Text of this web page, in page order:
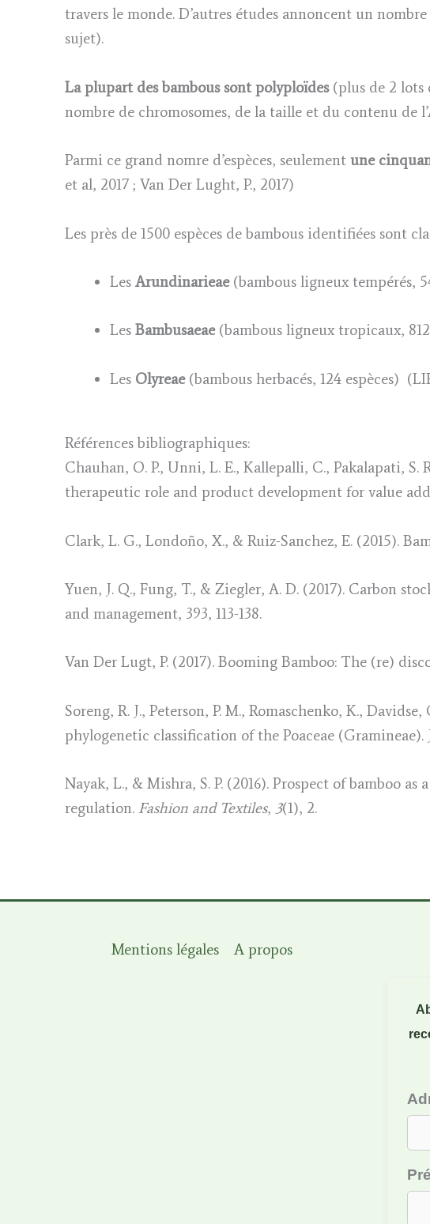
travers le monde. D’autres études annoncent un
sujet).
La plupart des bambous sont polyploïdes(plus de 2 lots
nombre de chromosomes, de la taille et du contenu de
Parmi ce grand nomre d’espèces, seulement une
et al, 2017 ; Van Der Lught, P., 2017)
Les près de 1500 espèces de bambous identifiées sont
Les Arundinarieae (bambous ligneux tempérés,
Les Bambusaeae (bambous ligneux tropicaux, 812
Les Olyreae (bambous herbacés, 124 espèces)
Références bibliographiques:
Chauhan, O. P., Unni, L. E., Kallepalli, C., Pakalapati,
therapeutic role and product development for value
Clark, L. G., Londoño, X., & Ruiz-Sanchez, E. (2015).
Yuen, J. Q., Fung, T., & Ziegler, A. D. (2017). Carbon
and management, 393, 113-138.
Van Der Lugt, P. (2017). Booming Bamboo: The (re)
Soreng, R. J., Peterson, P. M., Romaschenko, K.,
phylogenetic classification of the Poaceae (Gramineae).
Nayak, L., & Mishra, S. P. (2016). Prospect of bamboo
regulation. Fashion and Textiles, 3(1), 2.
Mentions légales A propos